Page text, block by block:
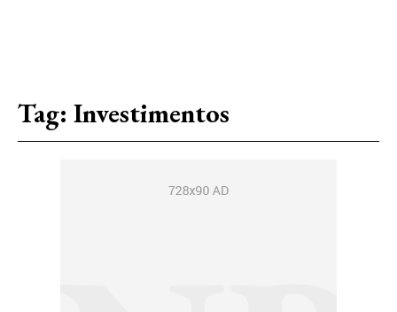
Tag: Investimentos